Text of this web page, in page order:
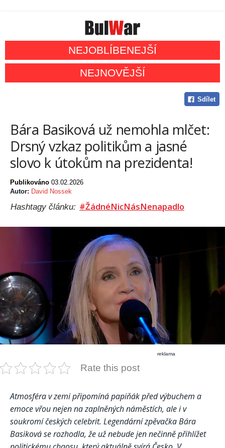
NEJOBLÍBENEJŠÍ
NEJNOVĚJŠÍ
Sdílet
Bára Basiková už nemohla mlčet:
Drsný vzkaz politikům a jasné
slovo k útokům na prezidenta!
Publikováno 03.02.2026
Autor: David Nossek
Hashtagy článku: #ŽádnéNicNásNenapadlo
reklama
Rate this post
Atmosféra v zemi připomíná papiňák před výbuchem a
emoce vřou nejen na zaplněných náměstích, ale i v
soukromí českých celebrit. Legendární zpěvačka Bára
Basiková se rozhodla, že už nebude jen nečinně přihlížet